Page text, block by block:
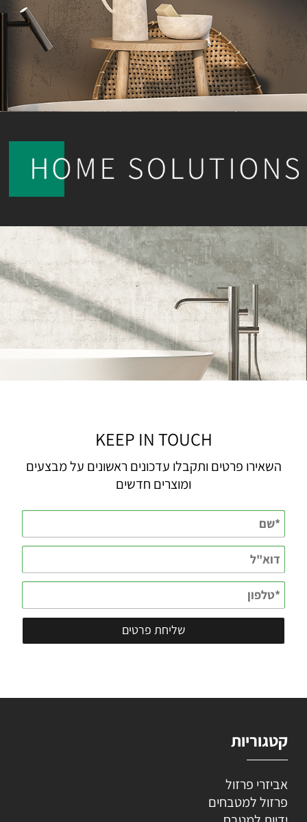
KEEP IN TOUCH
השאירו פרטים ותקבלו עדכונים ראשונים על מבצעים
ומוצרים חדשים
קטגוריות
אביזרי פרזול
פרזול למטבחים